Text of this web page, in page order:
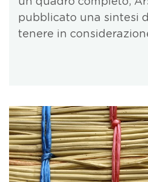
pubblicato una sintesi
tenere in